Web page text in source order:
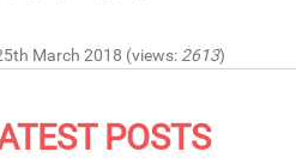
March 2018 (views: 2613)
POSTS